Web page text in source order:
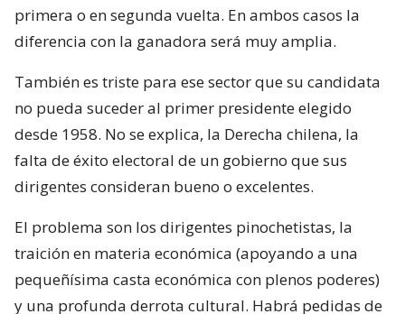
primera o en segunda vuelta. En ambos casos la
diferencia con la ganadora será muy amplia.
También es triste para ese sector que su candidata
no pueda suceder al primer presidente elegido
desde 1958. No se explica, la Derecha chilena, la
falta de éxito electoral de un gobierno que sus
dirigentes consideran bueno o excelentes.
El problema son los dirigentes pinochetistas, la
traición en materia económica (apoyando a una
pequeñísima casta económica con plenos poderes)
y una profunda derrota cultural. Habrá pedidas de